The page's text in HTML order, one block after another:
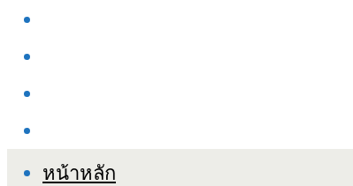
หน้าหลัก